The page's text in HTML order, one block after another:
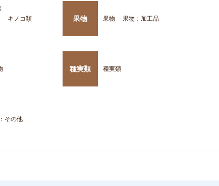
キノコ類
果物 果物 果物：加工品
種実類 種実類
その他